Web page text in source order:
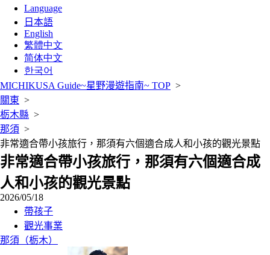
Language
日本語
English
繁體中文
简体中文
한국어
MICHIKUSA Guide~星野漫遊指南~ TOP >
關東 >
栃木縣 >
那須 >
非常適合帶小孩旅行，那須有六個適合成人和小孩的觀光景點
非常適合帶小孩旅行，那須有六個適合成
人和小孩的觀光景點
2026/05/18
帶孩子
觀光事業
那須（栃木）